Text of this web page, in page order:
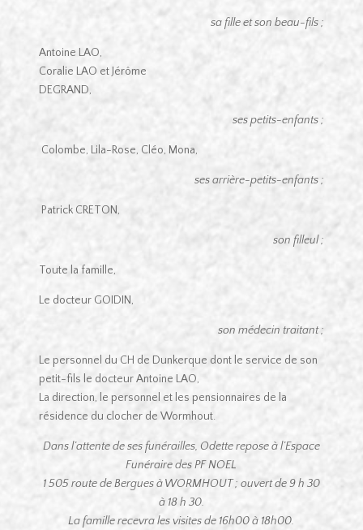
sa fille et son beau-fils ;
Antoine LAO,
Coralie LAO et Jérôme
DEGRAND,
ses petits-enfants ;
Colombe, Lila-Rose, Cléo, Mona,
ses arrière-petits-enfants ;
Patrick CRETON,
son filleul ;
Toute la famille,
Le docteur GOIDIN,
son médecin traitant ;
Le personnel du CH de Dunkerque dont le service de son
petit-fils le docteur Antoine LAO,
La direction, le personnel et les pensionnaires de la
résidence du clocher de Wormhout.
Dans l’attente de ses funérailles, Odette repose à l’Espace
Funéraire des PF NOEL
1 505 route de Bergues à WORMHOUT ; ouvert de 9 h 30
à 18 h 30.
La famille recevra les visites de 16h00 à 18h00.